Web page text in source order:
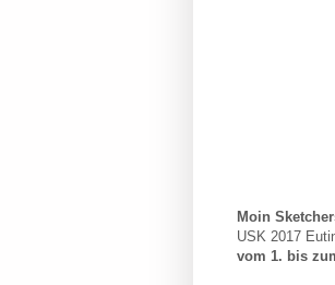
Moin
USK 2017
vom 1. bis